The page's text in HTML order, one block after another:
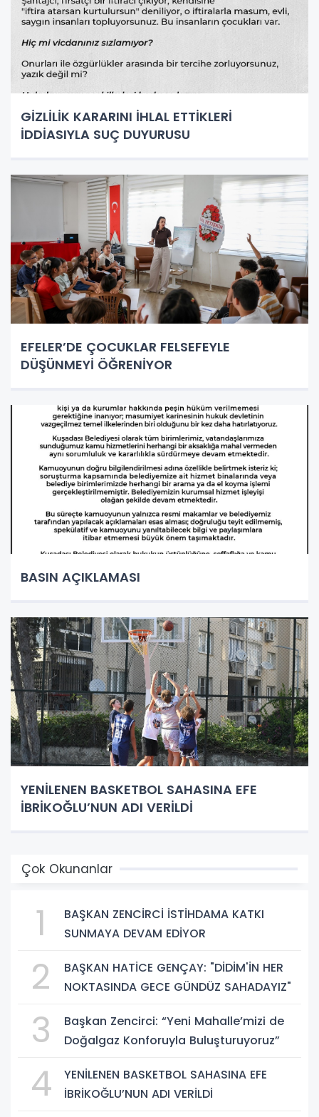
GİZLİLİK KARARINI İHLAL ETTİKLERİ
İDDİASIYLA SUÇ DUYURUSU
EFELER’DE ÇOCUKLAR FELSEFEYLE
DÜŞÜNMEYİ ÖĞRENİYOR
BASIN AÇIKLAMASI
YENİLENEN BASKETBOL SAHASINA EFE
İBRİKOĞLU’NUN ADI VERİLDİ
Çok Okunanlar
1
BAŞKAN ZENCİRCİ İSTİHDAMA KATKI
SUNMAYA DEVAM EDİYOR
2
BAŞKAN HATİCE GENÇAY: "DİDİM'İN HER
NOKTASINDA GECE GÜNDÜZ SAHADAYIZ"
3
Başkan Zencirci: “Yeni Mahalle’mizi de
Doğalgaz Konforuyla Buluşturuyoruz”
4
YENİLENEN BASKETBOL SAHASINA EFE
İBRİKOĞLU’NUN ADI VERİLDİ